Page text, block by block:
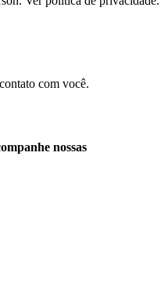
com você.
nossas